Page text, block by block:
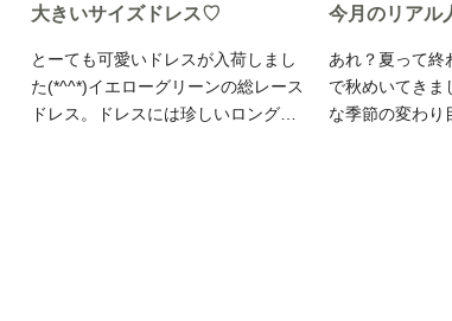
な感じ。なんか一気にオシャレ度ア
差し色になってとても素敵です。
→→ Grace Continentalのドレス9号
→→ Grace Continentalのドレス7号
はこちらに同じ
tiffany roseのピ
ベルトを合わせ
シュコーデ♡ 小物はどちらもgenet
大きいサイズドレス♡
とーても可愛いドレスが入荷しまし
た(*^^*)イエローグリーンの総レース
ドレス。ドレスには珍しいロングス
今月のリア
あれ？夏って終
で秋めいてきま
な季節の変わり